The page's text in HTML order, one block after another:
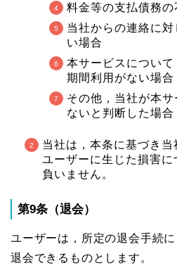
料金等の支払債務
当社からの連絡に
い場合
本サービスについ
期間利用がない場合
その他，当社が本
ないと判断した場合
当社は，本条に基づき当
ユーザーに生じた損害
負いません。
第9条（退会）
ユーザーは，所定の退会手続
退会できるものとします。